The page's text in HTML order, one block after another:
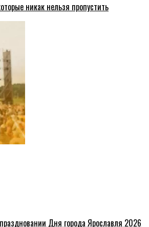
никак нельзя пропустить
Дня города Ярославля 2026